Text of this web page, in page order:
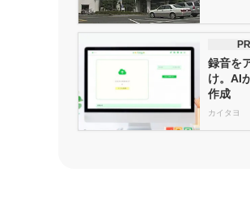
PR
録音を
け。AI
作成
カイタヨ